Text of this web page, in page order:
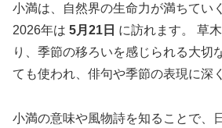
小満は、自然界の生命力が満ちてい
2026年は 5月21日 に訪れます。 草
り、季節の移ろいを感じられる大切
ても使われ、俳句や季節の表現に深
小満の意味や風物詩を知ることで、